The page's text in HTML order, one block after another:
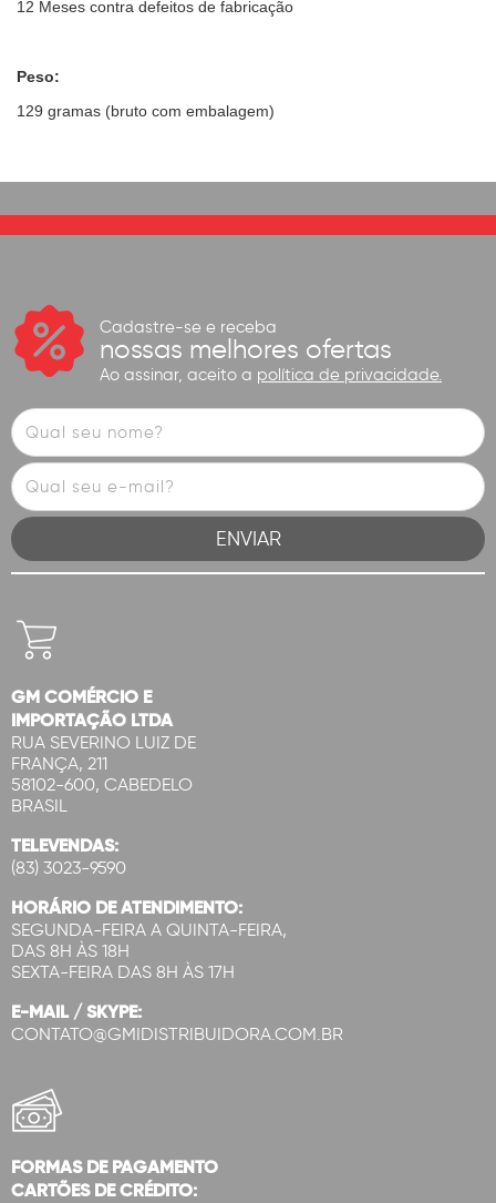
12 Meses contra defeitos de fabricação
Peso:
129 gramas (bruto com embalagem)
Cadastre-se e receba
nossas melhores ofertas
Ao assinar, aceito a política de privacidade.
GM COMÉRCIO E
IMPORTAÇÃO LTDA
RUA SEVERINO LUIZ DE
FRANÇA, 211
58102-600, CABEDELO
BRASIL
TELEVENDAS:
(83) 3023-9590
HORÁRIO DE ATENDIMENTO:
SEGUNDA-FEIRA A QUINTA-FEIRA,
DAS 8H ÀS 18H
SEXTA-FEIRA DAS 8H ÀS 17H
E-MAIL / SKYPE:
CONTATO@GMIDISTRIBUIDORA.COM.BR
FORMAS DE PAGAMENTO
CARTÕES DE CRÉDITO: